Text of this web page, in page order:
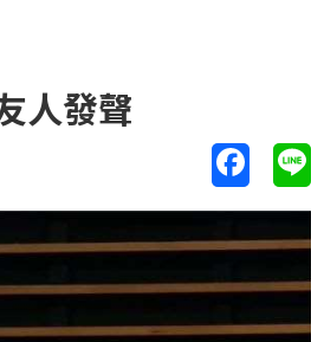
人發聲